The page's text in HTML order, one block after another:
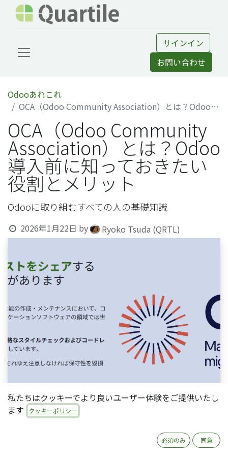
サインイン
お問い合わせ
Odooあれこれ
OCA（Odoo Community Association）とは？Odoo導入前に知っておきたい役割とメリット
OCA（Odoo Community
Association）とは？Odoo
導入前に知っておきたい
役割とメリット
Odooに取り組むすべての人の基礎知識
2026年1月22日 by Ryoko Tsuda (QRTL)
私たちはクッキーでより良いユーザー体験をご提供いたし
ます
クッキーポリシー
必須のみ 同意